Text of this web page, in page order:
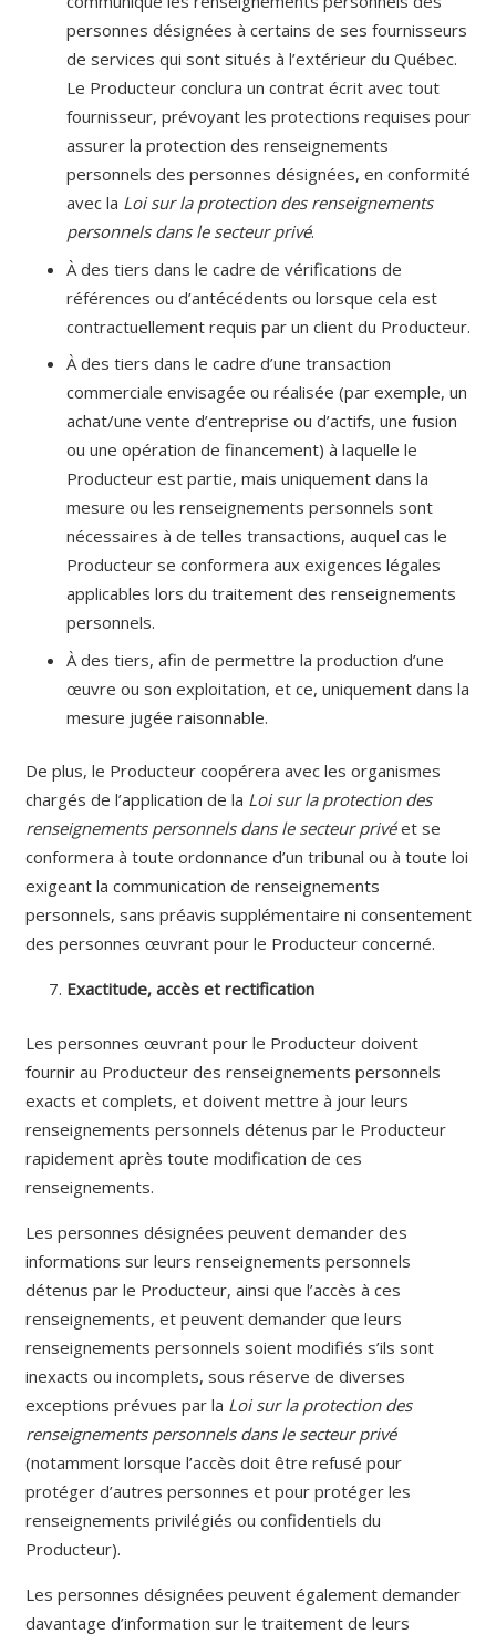
personnes désignées à certains de ses fournisseurs
de services qui sont situés à l’extérieur du Québec.
Le Producteur conclura un contrat écrit avec tout
fournisseur, prévoyant les protections requises pour
assurer la protection des renseignements
personnels des personnes désignées, en conformité
avec la Loi sur la protection des renseignements
personnels dans le secteur privé.
À des tiers dans le cadre de vérifications de
références ou d’antécédents ou lorsque cela est
contractuellement requis par un client du Producteur.
À des tiers dans le cadre d’une transaction
commerciale envisagée ou réalisée (par exemple, un
achat/une vente d’entreprise ou d’actifs, une fusion
ou une opération de financement) à laquelle le
Producteur est partie, mais uniquement dans la
mesure ou les renseignements personnels sont
nécessaires à de telles transactions, auquel cas le
Producteur se conformera aux exigences légales
applicables lors du traitement des renseignements
personnels.
À des tiers, afin de permettre la production d’une
œuvre ou son exploitation, et ce, uniquement dans la
mesure jugée raisonnable.
De plus, le Producteur coopérera avec les organismes
chargés de l’application de la Loi sur la protection des
renseignements personnels dans le secteur privéet se
conformera à toute ordonnance d’un tribunal ou à toute loi
exigeant la communication de renseignements
personnels, sans préavis supplémentaire ni consentement
des personnes œuvrant pour le Producteur concerné.
Exactitude, accès et rectification
Les personnes œuvrant pour le Producteur doivent
fournir au Producteur des renseignements personnels
exacts et complets, et doivent mettre à jour leurs
renseignements personnels détenus par le Producteur
rapidement après toute modification de ces
renseignements.
Les personnes désignées peuvent demander des
informations sur leurs renseignements personnels
détenus par le Producteur, ainsi que l’accès à ces
renseignements, et peuvent demander que leurs
renseignements personnels soient modifiés s’ils sont
inexacts ou incomplets, sous réserve de diverses
exceptions prévues par la Loi sur la protection des
renseignements personnels dans le secteur privé
(notamment lorsque l’accès doit être refusé pour
protéger d’autres personnes et pour protéger les
renseignements privilégiés ou confidentiels du
Producteur).
Les personnes désignées peuvent également demander
davantage d’information sur le traitement de leurs